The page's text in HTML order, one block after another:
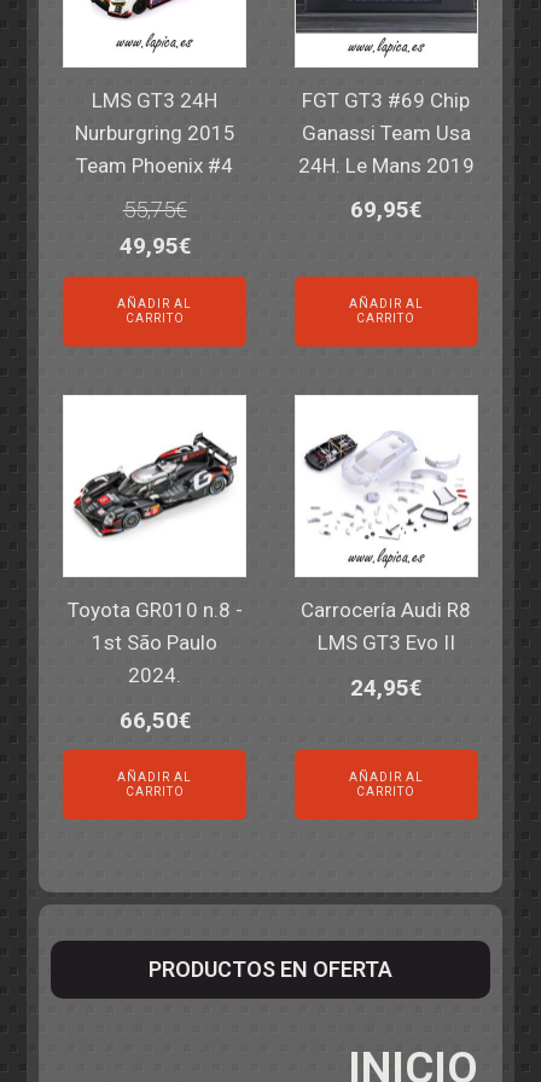
LMS GT3 24H
Nurburgring 2015
Team Phoenix #4
55,75€
El
precio
original
era:
55,75€.
49,95€El
precio
actual
es:
49,95€.
AÑADIR AL
CARRITO
FGT GT3 #69 Chip
Ganassi Team Usa
24H. Le Mans 2019
69,95€
AÑADIR AL
CARRITO
Toyota GR010 n.8 -
1st São Paulo
2024.
66,50€
AÑADIR AL
CARRITO
Carrocería Audi R8
LMS GT3 Evo II
24,95€
AÑADIR AL
CARRITO
PRODUCTOS EN OFERTA
INICIO